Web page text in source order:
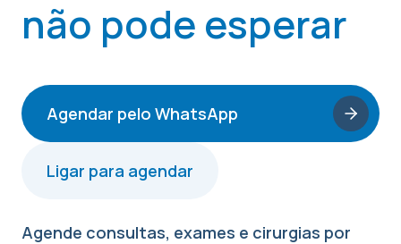
não pode esperar
Agendar pelo WhatsApp
Ligar para agendar
Agende consultas, exames e cirurgias por